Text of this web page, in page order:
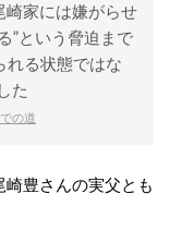
崎家には嫌がらせ
”という脅迫まで
れる状態ではな
た
の道
豊さんの実父とも